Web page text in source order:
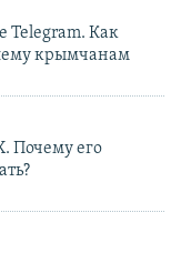
Telegram. Как
крымчанам
Почему его